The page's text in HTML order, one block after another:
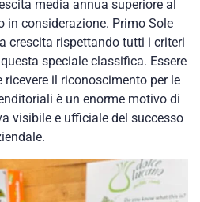
media annua superiore al
in considerazione. Primo Sole
crescita rispettando tutti i criteri
speciale classifica. Essere
ricevere il riconoscimento per le
è un enorme motivo di
visibile e ufficiale del successo